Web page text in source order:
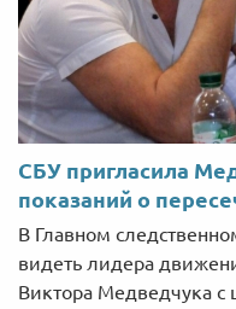
СБУ пригласила
показаний о
В Главном
видеть лидера
Виктора Медведчука с